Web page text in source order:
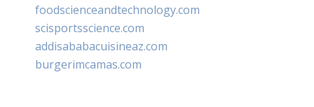
foodscienceandtechnology.com
scisportsscience.com
addisababacuisineaz.com
burgerimcamas.com